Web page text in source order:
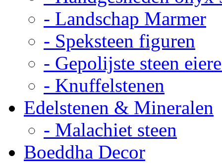
- Landschap Marmer
- Speksteen figuren
- Gepolijste steen
- Knuffelstenen
Edelstenen & Mineralen
- Malachiet steen
Boeddha Decor